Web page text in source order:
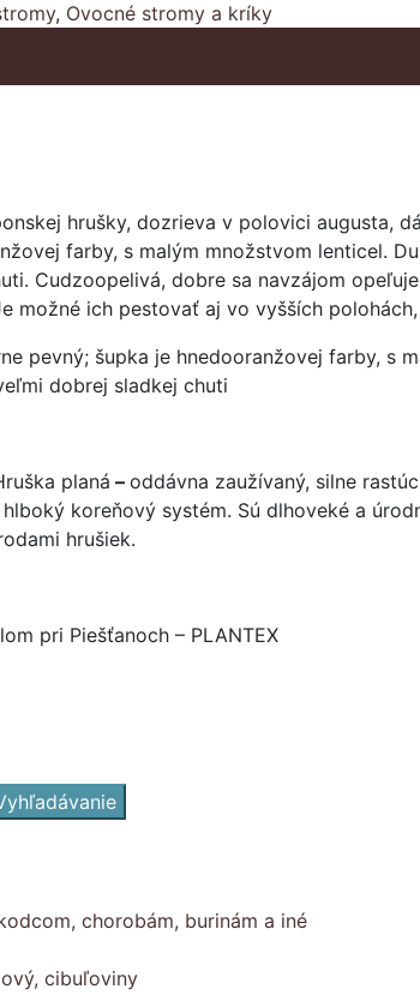
, Ovocné stromy a kríky
hrušky, dozrieva v polovici augusta,
farby, s malým množstvom lenticel.
Cudzoopelivá, dobre sa navzájom
možné ich pestovať aj vo vyšších
pevný; šupka je hnedooranžovej farby, s
dobrej sladkej chuti
planá – oddávna zaužívaný, silne
koreňový systém. Sú dlhoveké a
hrušiek.
pri Piešťanoch – PLANTEX
chorobám, burinám a iné
cibuľoviny